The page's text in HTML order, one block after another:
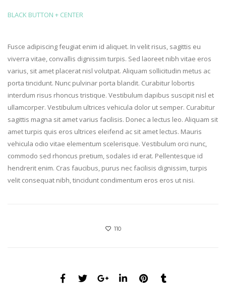
BLACK BUTTON + CENTER
Fusce adipiscing feugiat enim id aliquet. In velit risus, sagittis eu
viverra vitae, convallis dignissim turpis. Sed laoreet nibh vitae eros
varius, sit amet placerat nisl volutpat. Aliquam sollicitudin metus ac
porta tincidunt. Nunc pulvinar porta blandit. Curabitur lobortis
interdum risus rhoncus tristique. Vestibulum dapibus suscipit nisl et
ullamcorper. Vestibulum ultrices vehicula dolor ut semper. Curabitur
sagittis magna sit amet varius facilisis. Donec a lectus leo. Aliquam sit
amet turpis quis eros ultrices eleifend ac sit amet lectus. Mauris
vehicula odio vitae elementum scelerisque. Vestibulum orci nunc,
commodo sed rhoncus pretium, sodales id erat. Pellentesque id
hendrerit enim. Cras faucibus, purus nec facilisis dignissim, turpis
velit consequat nibh, tincidunt condimentum eros eros ut nisi.
110